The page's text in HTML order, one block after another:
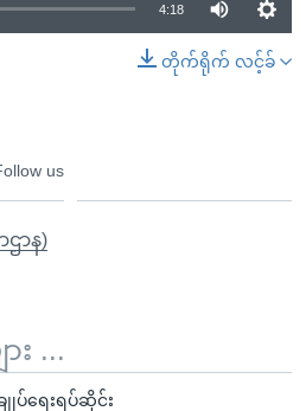
4:18
တိုက်ရိုက် လင့်ခ်
us
ဌာန)
...
ပ်ရေးရပ်ဆိုင်း